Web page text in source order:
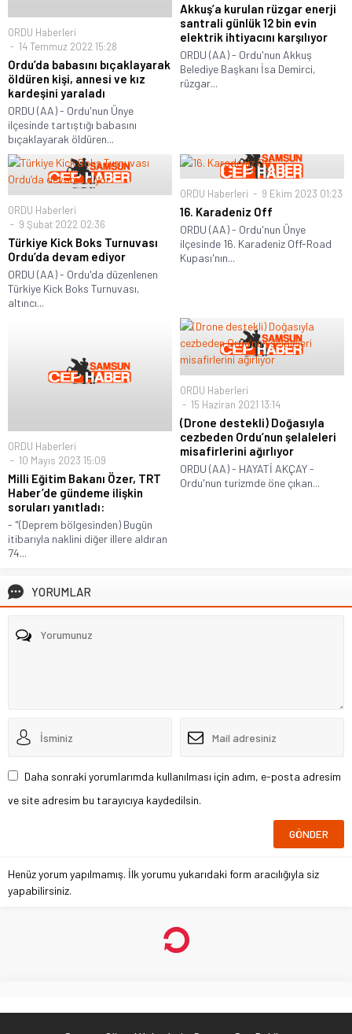
ORDU Haberleri
14 Temmuz 2022 15:28
Ordu’da babasını bıçaklayarak
öldüren kişi, annesi ve kız
kardeşini yaraladı
ORDU (AA) - Ordu'nun Ünye
ilçesinde tartıştığı babasını
bıçaklayarak öldüren...
Akkuş’a kurulan rüzgar enerji
santrali günlük 12 bin evin
elektrik ihtiyacını karşılıyor
ORDU (AA) - Ordu'nun Akkuş
Belediye Başkanı İsa Demirci,
rüzgar...
ORDU Haberleri
9 Şubat 2022 02:36
Türkiye Kick Boks Turnuvası
Ordu’da devam ediyor
ORDU (AA) - Ordu'da düzenlenen
Türkiye Kick Boks Turnuvası,
altıncı...
ORDU Haberleri 9 Ekim 2023 01:23
16. Karadeniz Off
ORDU (AA) - Ordu'nun Ünye
ilçesinde 16. Karadeniz Off-Road
Kupası'nın...
ORDU Haberleri
10 Mayıs 2023 15:09
Milli Eğitim Bakanı Özer, TRT
Haber’de gündeme ilişkin
soruları yanıtladı:
- "(Deprem bölgesinden) Bugün
itibarıyla naklini diğer illere aldıran
74...
ORDU Haberleri
15 Haziran 2021 13:14
(Drone destekli) Doğasıyla
cezbeden Ordu’nun şelaleleri
misafirlerini ağırlıyor
ORDU (AA) - HAYATİ AKÇAY -
Ordu'nun turizmde öne çıkan...
YORUMLAR
Daha sonraki yorumlarımda kullanılması için adım, e-posta adresim
ve site adresim bu tarayıcıya kaydedilsin.
Henüz yorum yapılmamış. İlk yorumu yukarıdaki form aracılığıyla siz
yapabilirsiniz.